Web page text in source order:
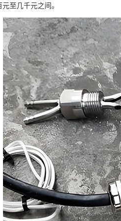
至几千元之间。